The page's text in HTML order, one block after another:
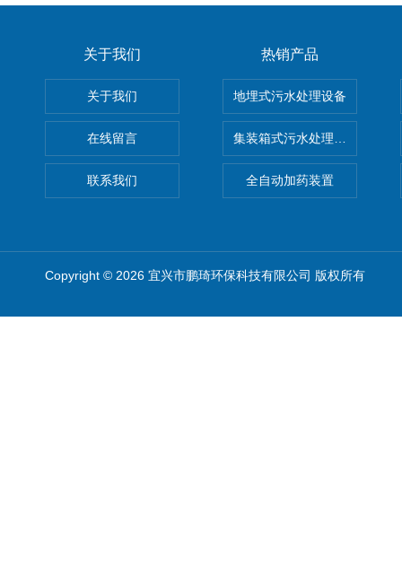
关于我们
关于我们
在线留言
联系我们
热销产品
地埋式污水处理设备
集装箱式污水处理设备
全自动加药装置
Copyright © 2026 宜兴市鹏琦环保科技有限公司 版权所有